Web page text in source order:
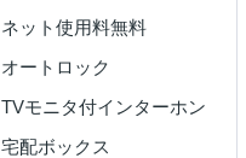
ネット使用料無料
オートロック
TVモニタ付インターホン
宅配ボックス